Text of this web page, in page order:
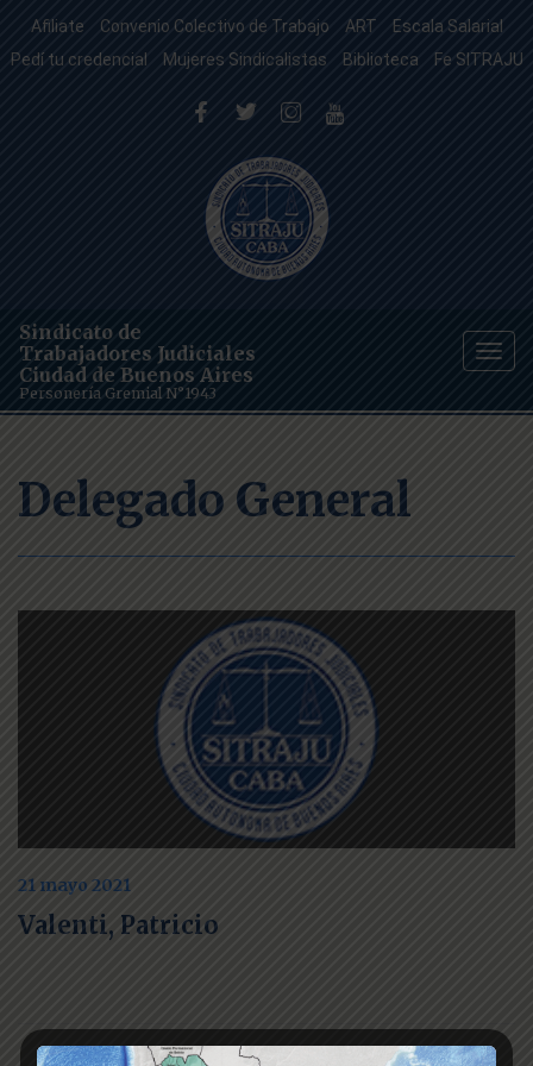
Afiliate Convenio Colectivo de Trabajo ART
Escala Salarial
Pedí tu credencial
Mujeres Sindicalistas Biblioteca Fe SITRAJU
Sindicato de
Trabajadores Judiciales
Ciudad de Buenos Aires
Personería Gremial N°1943
Delegado General
21 mayo 2021
Valenti, Patricio